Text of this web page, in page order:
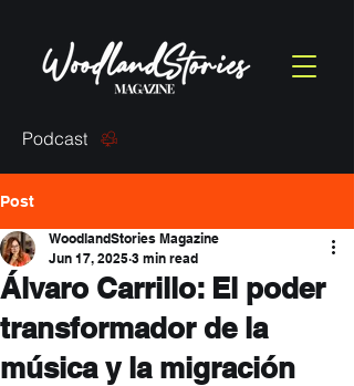
Podcast
Post
Álvaro Carrillo: El poder
transformador de la
música y la migración
WoodlandStories Magazine
Jun 17, 2025 3 min read